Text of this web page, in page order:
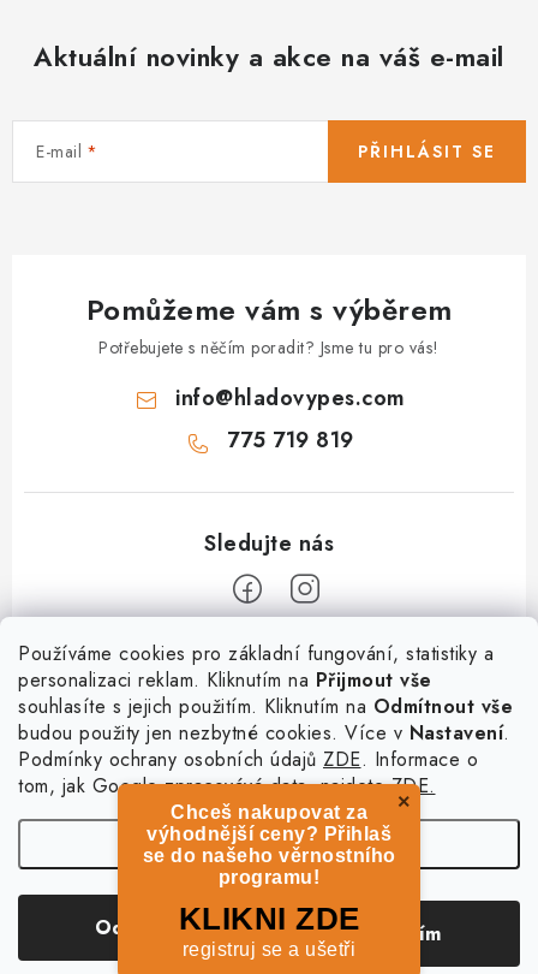
Používáme cookies pro základní fungování, statistiky a
personalizaci reklam. Kliknutím na Přijmout vše
souhlasíte s jejich použitím. Kliknutím na Odmítnout vše
budou použity jen nezbytné cookies. Více v Nastavení.
Podmínky ochrany osobních údajů ZDE. Informace o
tom, jak Google zpracovává data, najdeteZDE.
Nastavení
Odmítnout Souhlasím
Aktuální novinky a akce na váš e-mail
E-mail PŘIHLÁSIT SE
Pomůžeme vám s výběrem
Potřebujete s něčím poradit? Jsme tu pro vás!
info@hladovypes.com
775 719 819
Informace
O nás
Kontakty
Výměna, vrácení a reklamace
Podmínky ochrany osobních údajů
Služby
PetExpert - pojištění psů
Pujčení paddleboardu a psí plovací vesty
Osobní odběr zboží - PRODEJNA
Vytvořil Shoptet
hladovypes.com. Všechna práva vyhrazena. Upravit nastavení
cookies
×
Chceš nakupovat za
výhodnější ceny? Přihlaš
se do našeho věrnostního
programu!
KLIKNI ZDE
registruj se a ušetři